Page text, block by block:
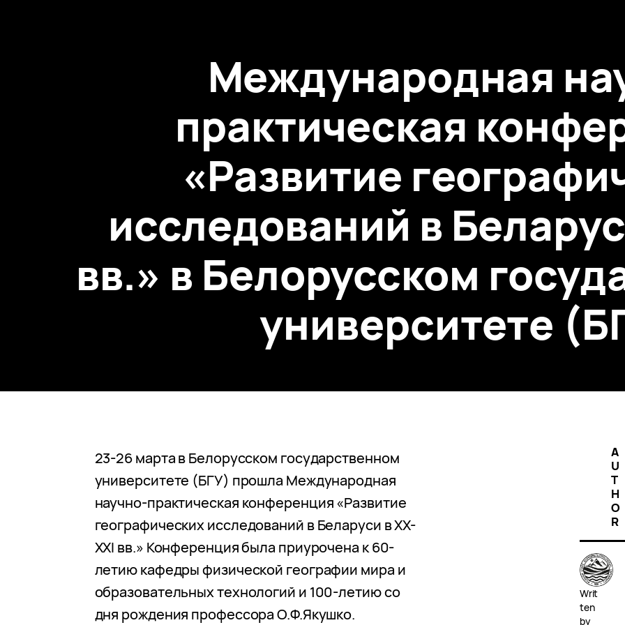
Международная
практическая
«Развитие
исследований в
вв.» в Белорусском
университете
23-26 марта в Белорусском государственном
университете (БГУ) прошла Международная
научно-практическая конференция «Развитие
географических исследований в Беларуси в XX-
XXI вв.» Конференция была приурочена к 60-
летию кафедры физической географии мира и
образовательных технологий и 100-летию со
дня рождения профессора О.Ф.Якушко.
A
U
T
H
O
R
Writ
ten
by